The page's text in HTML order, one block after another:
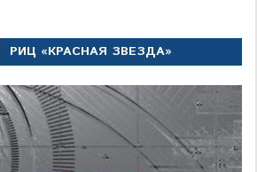
РИЦ «КРАСНАЯ ЗВЕЗДА»